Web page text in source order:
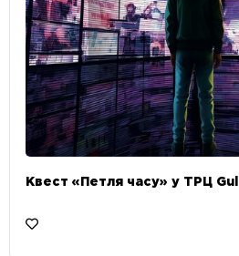
Квест «Петля часу» у ТРЦ